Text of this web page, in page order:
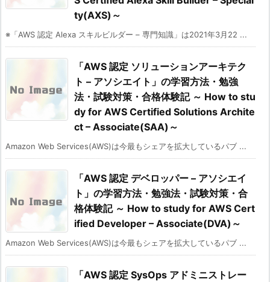
ty(AXS)～
※「AWS 認定 Alexa スキルビルダー – 専門知識」は2021年3月22 ...
「AWS 認定 ソリューションアーキテク
ト – アソシエイト」の学習方法・勉強
法・試験対策・合格体験記 ～ How to stu
dy for AWS Certified Solutions Archite
ct – Associate(SAA)～
Amazon Web Services(AWS)は今最もシェアを拡大しているパブ ...
「AWS 認定 デベロッパー – アソシエイ
ト」の学習方法・勉強法・試験対策・合
格体験記 ～ How to study for AWS Cert
ified Developer – Associate(DVA)～
Amazon Web Services(AWS)は今最もシェアを拡大しているパブ ...
「AWS 認定 SysOps アドミニストレー